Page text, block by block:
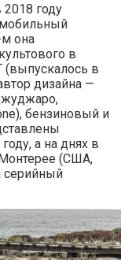
году
она
в
(выпускалось в
дизайна —
бензиновый и
а на днях в
(США,
серийный